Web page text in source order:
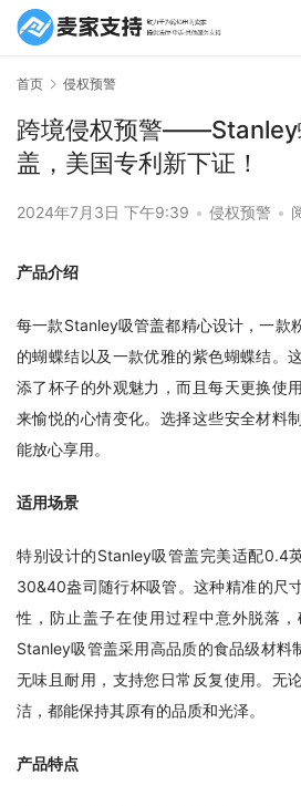
首页 侵权预警
跨境侵权预警——Stanley
盖，美国专利新下证！
2024年7月3日 下午9:39 • 侵权预警 •
产品介绍
每一款Stanley吸管盖都精心设计，一款
的蝴蝶结以及一款优雅的紫色蝴蝶结。
添了杯子的外观魅力，而且每天更换使
来愉悦的心情变化。选择这些安全材料
能放心享用。
适用场景
特别设计的Stanley吸管盖完美适配0.4
30&40盎司随行杯吸管。这种精准的尺
性，防止盖子在使用过程中意外脱落，
Stanley吸管盖采用高品质的食品级材料
无味且耐用，支持您日常反复使用。无
洁，都能保持其原有的品质和光泽。
产品特点